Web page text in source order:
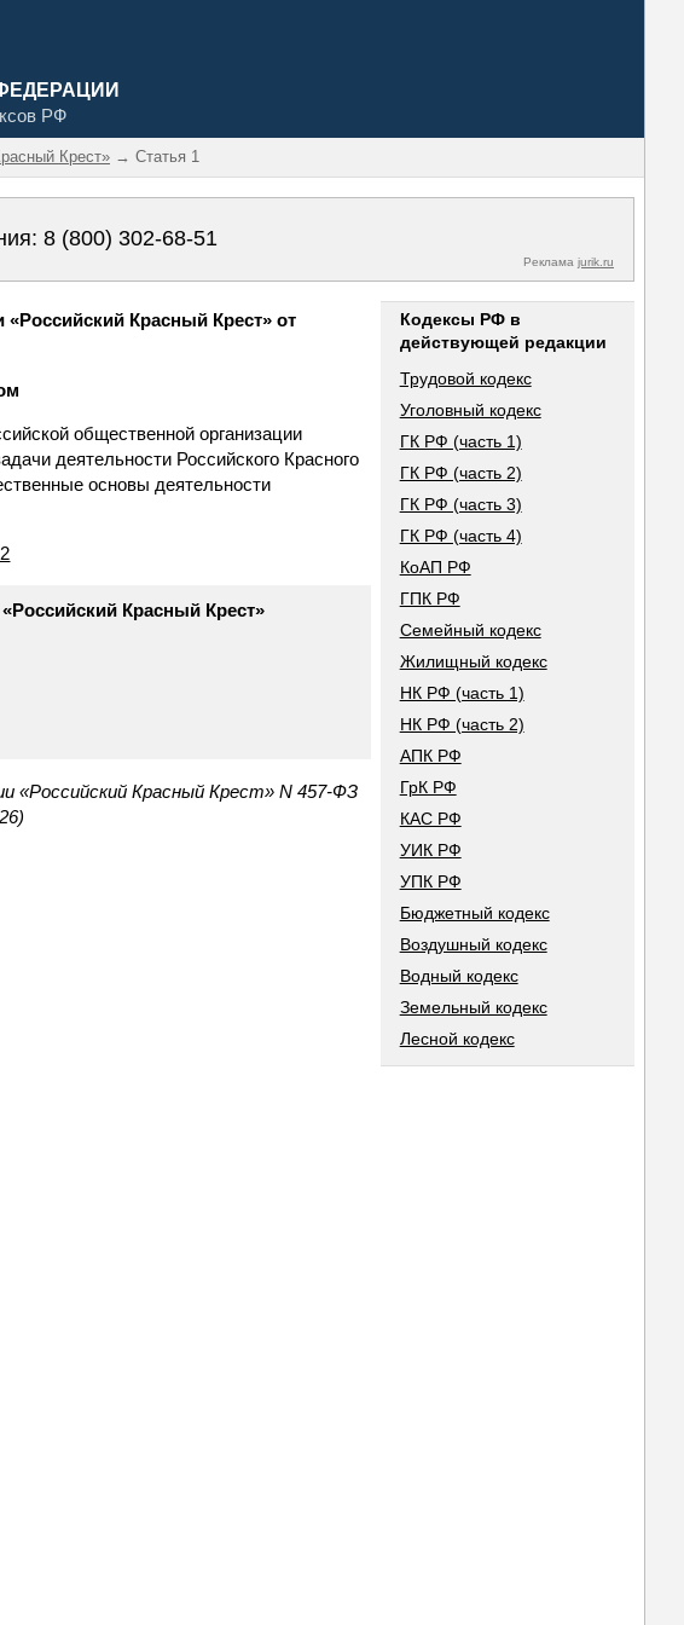
РФ
Крест» → Статья 1
8 (800) 302-68-51
Реклама jurik.ru
Красный Крест» от
общественной организации
деятельности Российского Красного
основы деятельности
Красный Крест»
«Российский Красный Крест» N 457-ФЗ
Кодексы РФ в
действующей редакции
Трудовой кодекс
Уголовный кодекс
ГК РФ (часть 1)
ГК РФ (часть 2)
ГК РФ (часть 3)
ГК РФ (часть 4)
КоАП РФ
ГПК РФ
Семейный кодекс
Жилищный кодекс
НК РФ (часть 1)
НК РФ (часть 2)
АПК РФ
ГрК РФ
КАС РФ
УИК РФ
УПК РФ
Бюджетный кодекс
Воздушный кодекс
Водный кодекс
Земельный кодекс
Лесной кодекс